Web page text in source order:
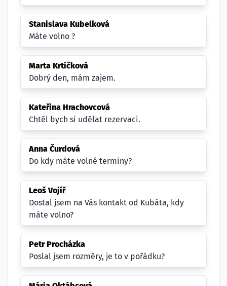
Stanislava Kubelková
Máte volno ?
Marta Krtičková
Dobrý den, mám zajem.
Kateřina Hrachovcová
Chtěl bych si udělat rezervaci.
Anna Čurdová
Do kdy máte volné termíny?
Leoš Vojíř
Dostal jsem na Vás kontakt od Kubáta, kdy
máte volno?
Petr Procházka
Poslal jsem rozměry, je to v pořádku?